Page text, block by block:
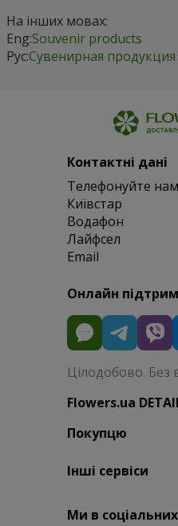
На інших мовах:
Eng:Souvenir products
Рус:Сувенирная продукция
Контактні дані
Телефонуйте нам
Київстар
Водафон
Лайфсел
Email
Онлайн
Цілодобово. Без
Flowers.ua
Покупцю
Інші сервіси
Ми в